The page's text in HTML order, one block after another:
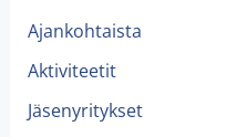
Ajankohtaista
Aktiviteetit
Jäsenyritykset